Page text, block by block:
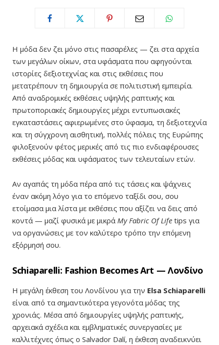
Η μόδα δεν ζει μόνο στις πασαρέλες — ζει στα αρχεία
των μεγάλων οίκων, στα υφάσματα που αφηγούνται
ιστορίες δεξιοτεχνίας και στις εκθέσεις που
μετατρέπουν τη δημιουργία σε πολιτιστική εμπειρία.
Από αναδρομικές εκθέσεις υψηλής ραπτικής και
πρωτοποριακές δημιουργίες μέχρι εντυπωσιακές
εγκαταστάσεις αφιερωμένες στο ύφασμα, τη δεξιοτεχνία
και τη σύγχρονη αισθητική, πολλές πόλεις της Ευρώπης
φιλοξενούν φέτος μερικές από τις πιο ενδιαφέρουσες
εκθέσεις μόδας και υφάσματος των τελευταίων ετών.
Αν αγαπάς τη μόδα πέρα από τις τάσεις και ψάχνεις
έναν ακόμη λόγο για το επόμενο ταξίδι σου, σου
ετοίμασα μια λίστα με εκθέσεις που αξίζει να δεις από
κοντά — μαζί φυσικά με μικρά My Fabric Of Life tips για
να οργανώσεις με τον καλύτερο τρόπο την επόμενη
εξόρμησή σου.
Schiaparelli: Fashion Becomes Art — Λονδίνο
Η μεγάλη έκθεση του Λονδίνου για την Elsa Schiaparelli
είναι από τα σημαντικότερα γεγονότα μόδας της
χρονιάς. Μέσα από δημιουργίες υψηλής ραπτικής,
αρχειακά σχέδια και εμβληματικές συνεργασίες με
καλλιτέχνες όπως ο Salvador Dalí, η έκθεση αναδεικνύει